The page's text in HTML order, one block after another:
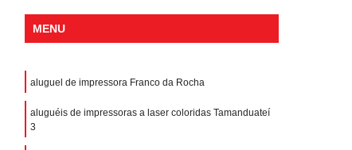
MENU
aluguel de impressora Franco da Rocha
aluguéis de impressoras a laser coloridas Tamanduateí
3